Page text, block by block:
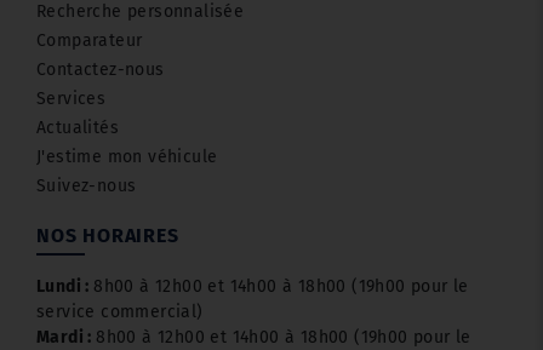
Recherche personnalisée
Comparateur
Contactez-nous
Services
Actualités
J'estime mon véhicule
Suivez-nous
NOS HORAIRES
Lundi : 8h00 à 12h00 et 14h00 à 18h00 (19h00 pour le
service commercial)
Mardi : 8h00 à 12h00 et 14h00 à 18h00 (19h00 pour le